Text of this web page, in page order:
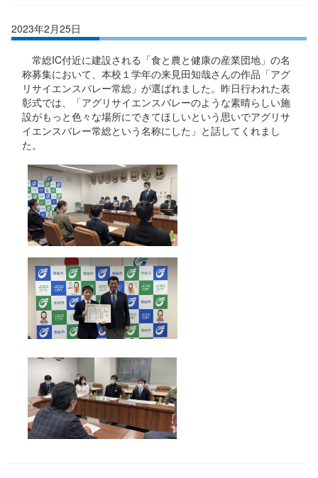
2023年2月25日
常総IC付近に建設される「食と農と健康の産業団地」の名
称募集において、本校１学年の来見田知哉さんの作品「アグ
リサイエンスバレー常総」が選ばれました。昨日行われた表
彰式では、「アグリサイエンスバレーのような素晴らしい施
設がもっと色々な場所にできてほしいという思いでアグリサ
イエンスバレー常総という名称にした」と話してくれまし
た。